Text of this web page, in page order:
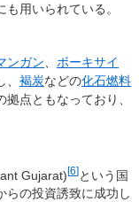
も用いられている。
ンガン
ボーキサイ
褐炭などの化石燃料
点ともなっており、
Gujarat)[6]という国
らの投資誘致に成功し